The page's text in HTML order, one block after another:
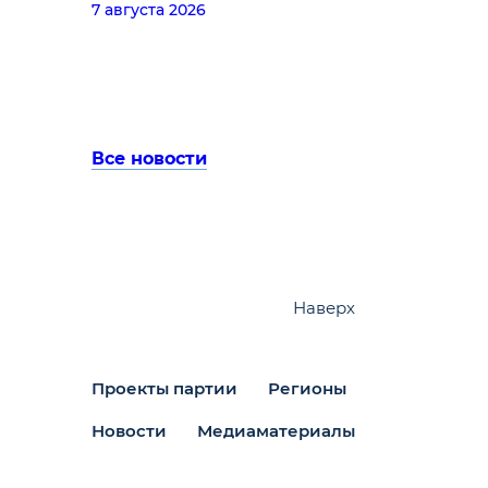
7 августа 2026
Все новости
Проекты партии Регионы
Новости Медиаматериалы
Наверх